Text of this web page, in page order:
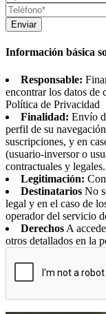
Enviar
Información básica
Responsable:
encontrar los datos de
Política de Privacidad
Finalidad: Envío
perfil de su
suscripciones, y en
(usuario-inversor o
contractuales y legales.
Legitimación:
Destinatarios No
legal y en el caso de
operador del servicio
Derechos A
otros detallados en la